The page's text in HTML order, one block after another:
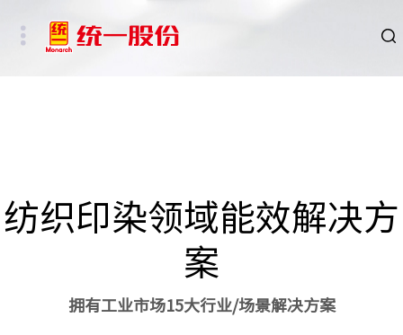
HSE
ESG
纺织印染领域能效解决方
案
拥有工业市场15大行业/场景解决方案